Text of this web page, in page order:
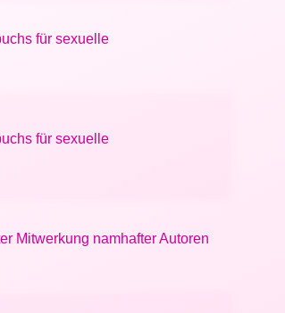
für sexuelle
für sexuelle
Mitwerkung namhafter Autoren